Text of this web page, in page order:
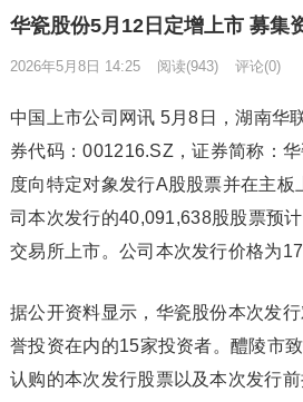
华瓷股份5月12日定增上市 募集
2026年5月8日 14:25 阅读(943) 评论(0)
中国上市公司网讯 5月8日，湖南华
券代码：001216.SZ，证券简称：
度向特定对象发行A股股票并在主板
司本次发行的40,091,638股股票预
交易所上市。公司本次发行价格为
据公开资料显示，华瓷股份本次发
誉投资在内的15家投资者。醴陵市
认购的本次发行股票以及本次发行